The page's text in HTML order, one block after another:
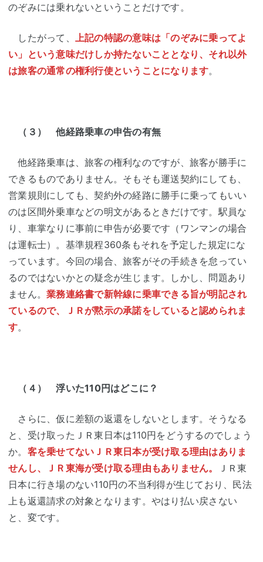
のぞみには乗れないということだけです。
したがって、 上記の特認の意味は「のぞみに乗ってよ
い」という意味だけしか持たないこととなり、それ以外
は旅客の通常の権利行使ということになります。
（３） 他経路乗車の申告の有無
他経路乗車は、旅客の権利なのですが、旅客が勝手に
できるものでありません。そもそも運送契約にしても、
営業規則にしても、契約外の経路に勝手に乗ってもいい
のは区間外乗車などの明文があるときだけです。駅員な
り、車掌なりに事前に申告が必要です（ワンマンの場合
は運転士）。基準規程360条もそれを予定した規定にな
っています。今回の場合、旅客がその手続きを怠ってい
るのではないかとの疑念が生じます。しかし、問題あり
ません。 業務連絡書で新幹線に乗車できる旨が明記され
ているので、ＪＲが黙示の承諾をしていると認められま
す。
（４） 浮いた110円はどこに？
さらに、仮に差額の返還をしないとします。そうなる
と、受け取ったＪＲ東日本は110円をどうするのでしょう
か。 客を乗せてないＪＲ東日本が受け取る理由はありま
せんし、ＪＲ東海が受け取る理由もありません。
ＪＲ東
日本に行き場のない110円の不当利得が生じており、民法
上も返還請求の対象となります。やはり払い戻さない
と、変です。